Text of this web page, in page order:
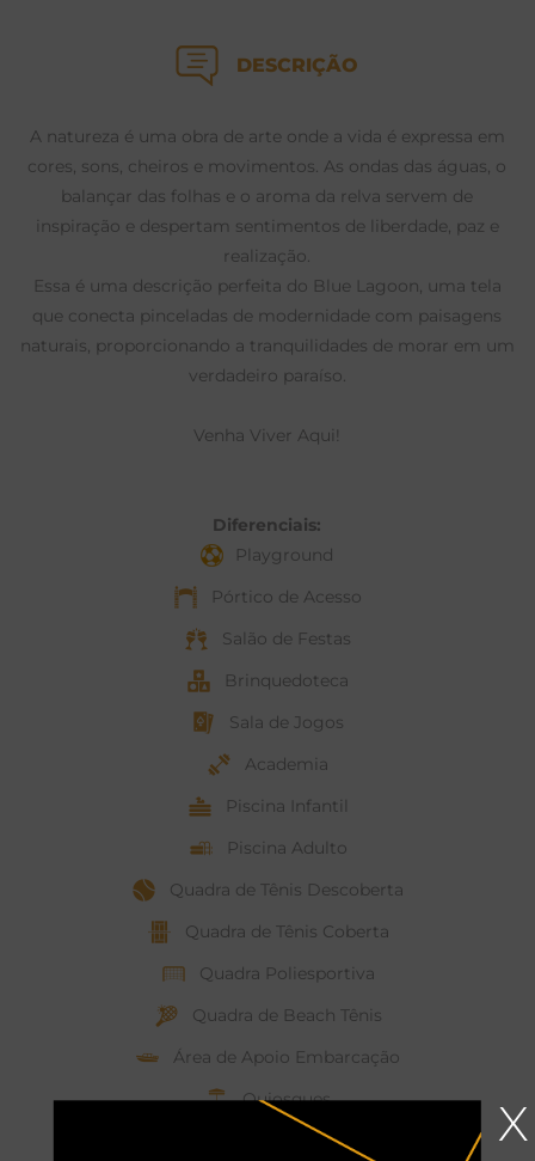
X
DESCRIÇÃO
A natureza é uma obra de arte onde a vida é expressa em
cores, sons, cheiros e movimentos. As ondas das águas, o
balançar das folhas e o aroma da relva servem de
inspiração e despertam sentimentos de liberdade, paz e
realização.
Essa é uma descrição perfeita do Blue Lagoon, uma tela
que conecta pinceladas de modernidade com paisagens
naturais, proporcionando a tranquilidades de morar em um
verdadeiro paraíso.
Venha Viver Aqui!
Diferenciais:
Playground
Pórtico de Acesso
Salão de Festas
Brinquedoteca
Sala de Jogos
Academia
Piscina Infantil
Piscina Adulto
Quadra de Tênis Descoberta
Quadra de Tênis Coberta
Quadra Poliesportiva
Quadra de Beach Tênis
Área de Apoio Embarcação
Quiosques
Infraestrutura: